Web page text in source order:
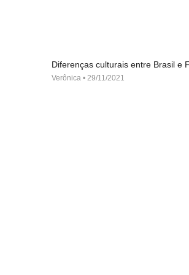
Diferenças culturais entre Brasil e
Verônica 29/11/2021